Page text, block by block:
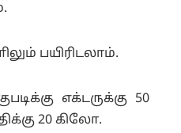
பயிரிடலாம்.
எக்டருக்கு 50
20 கிலோ.